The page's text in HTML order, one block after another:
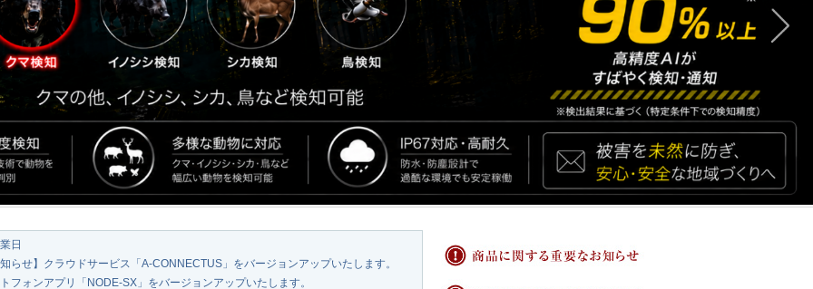
日
らせ】クラウドサービス「A-CONNECTUS」をバージョンアップいたします。
フォンアプリ「NODE-SX」をバージョンアップいたします。